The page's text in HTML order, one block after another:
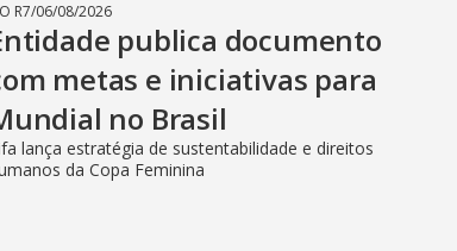
R7/06/08/2026
publica documento
metas e iniciativas para
no Brasil
lança estratégia de sustentabilidade e direitos
da Copa Feminina